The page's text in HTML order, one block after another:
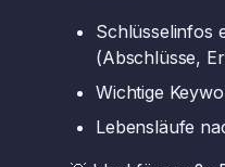
Schlüsselinfos
(Abschlüsse,
Wichtige
Lebensläufe